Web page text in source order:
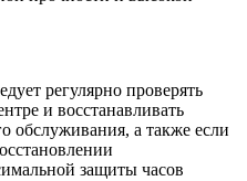
регулярно проверять
и восстанавливать
обслуживания, а также если
защиты часов